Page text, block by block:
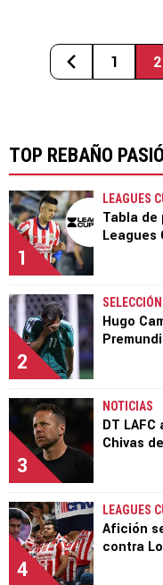
1 2
TOP REBAÑO
1
LEAGUES
Tabla de
Leagues
2
Hugo
3
NOTICIAS
DT
Chivas
4
LEAGUES
Afición
contra